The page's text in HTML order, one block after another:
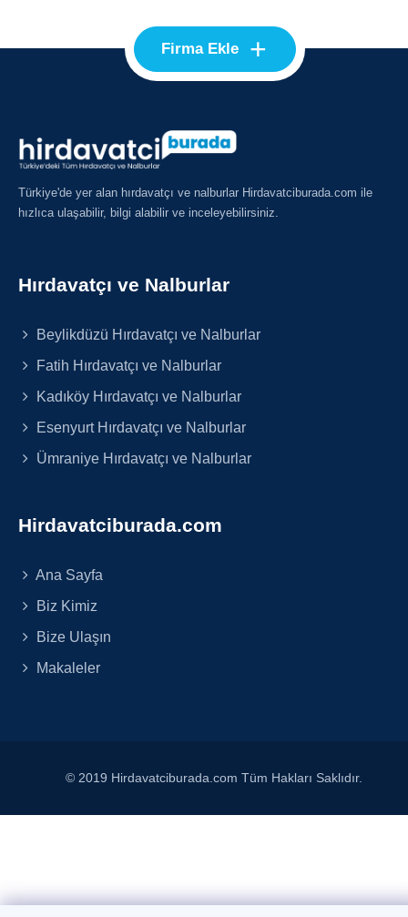
Firma Ekle +
Türkiye'de yer alan hırdavatçı ve nalburlar Hirdavatciburada.com ile
hızlıca ulaşabilir, bilgi alabilir ve inceleyebilirsiniz.
Hırdavatçı ve Nalburlar
Beylikdüzü Hırdavatçı ve Nalburlar
Fatih Hırdavatçı ve Nalburlar
Kadıköy Hırdavatçı ve Nalburlar
Esenyurt Hırdavatçı ve Nalburlar
Ümraniye Hırdavatçı ve Nalburlar
Hirdavatciburada.com
Ana Sayfa
Biz Kimiz
Bize Ulaşın
Makaleler
© 2019 Hirdavatciburada.com Tüm Hakları Saklıdır.